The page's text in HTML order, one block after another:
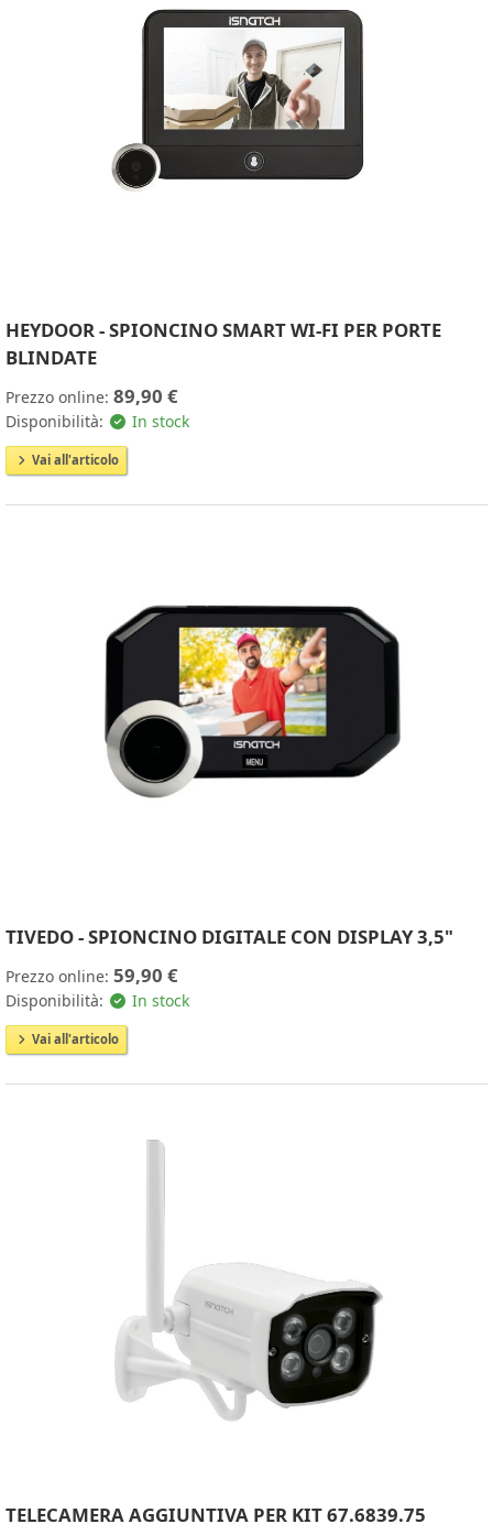
HEYDOOR - SPIONCINO SMART WI-FI PER PORTE
BLINDATE
Prezzo online: 89,90 €
Disponibilità: In stock
Vai all'articolo
TIVEDO - SPIONCINO DIGITALE CON DISPLAY 3,5"
Prezzo online: 59,90 €
Disponibilità: In stock
Vai all'articolo
TELECAMERA AGGIUNTIVA PER KIT 67.6839.75